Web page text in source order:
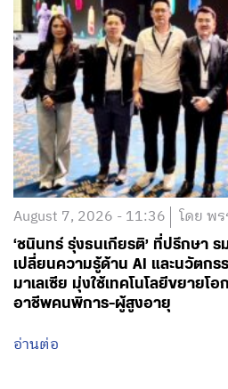
August 7, 2026 - 11:36 โดย พ
‘ชนินทร์ รุ่งธนเกียรติ’ ที่ปรึกษา
เปลี่ยนความรู้ด้าน AI และนวัตกร
มาเลเซีย มุ่งใช้เทคโนโลยีขยายโ
อาชีพคนพิการ-ผู้สูงอายุ
อ่านต่อ